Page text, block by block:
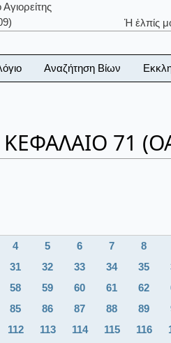
Ἡ ἐλπίς
Αναζήτηση Βίων
71
4 5 6 7 8
31 32 33 34 35
58 59 60 61 62
85 86 87 88 89
112 113 114 115 116